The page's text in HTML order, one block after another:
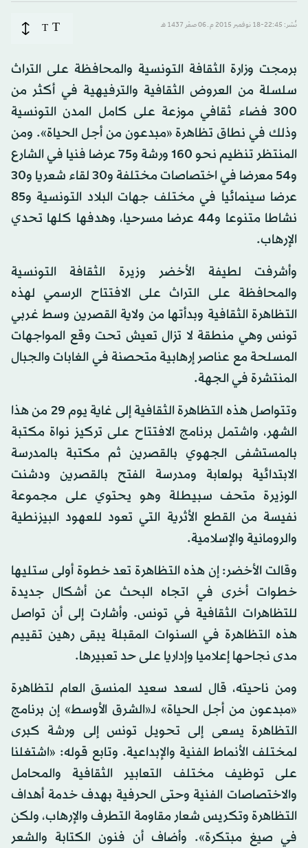
نُشر: 22:45-18 نوفمبر 2015 م ـ 06 صفَر 1437 هـ T
T
برمجت وزارة الثقافة التونسية والمحافظة على التراث
سلسلة من العروض الثقافية والترفيهية في أكثر من
300 فضاء ثقافي موزعة على كامل المدن التونسية
وذلك في نطاق تظاهرة «مبدعون من أجل الحياة». ومن
المنتظر تنظيم نحو 160 ورشة و75 عرضا فنيا في الشارع
و54 معرضا في اختصاصات مختلفة و30 لقاء شعريا و30
عرضا سينمائيا في مختلف جهات البلاد التونسية و85
نشاطا متنوعا و44 عرضا مسرحيا، وهدفها كلها تحدي
الإرهاب.
وأشرفت لطيفة الأخضر وزيرة الثقافة التونسية
والمحافظة على التراث على الافتتاح الرسمي لهذه
التظاهرة الثقافية وبدأتها من ولاية القصرين وسط غربي
تونس وهي منطقة لا تزال تعيش تحت وقع المواجهات
المسلحة مع عناصر إرهابية متحصنة في الغابات والجبال
المنتشرة في الجهة.
وتتواصل هذه التظاهرة الثقافية إلى غاية يوم 29 من هذا
الشهر، واشتمل برنامج الافتتاح على تركيز نواة مكتبة
بالمستشفى الجهوي بالقصرين ثم مكتبة بالمدرسة
الابتدائية بولعابة ومدرسة الفتح بالقصرين ودشنت
الوزيرة متحف سبيطلة وهو يحتوي على مجموعة
نفيسة من القطع الأثرية التي تعود للعهود البيزنطية
والرومانية والإسلامية.
وقالت الأخضر: إن هذه التظاهرة تعد خطوة أولى ستليها
خطوات أخرى في اتجاه البحث عن أشكال جديدة
للتظاهرات الثقافية في تونس. وأشارت إلى أن تواصل
هذه التظاهرة في السنوات المقبلة يبقى رهين تقييم
مدى نجاحها إعلاميا وإداريا على حد تعبيرها.
ومن ناحيته، قال لسعد سعيد المنسق العام لتظاهرة
«مبدعون من أجل الحياة» لـ«الشرق الأوسط» إن برنامج
التظاهرة يسعى إلى تحويل تونس إلى ورشة كبرى
لمختلف الأنماط الفنية والإبداعية. وتابع قوله: «اشتغلنا
على توظيف مختلف التعابير الثقافية والمحامل
والاختصاصات الفنية وحتى الحرفية بهدف خدمة أهداف
التظاهرة وتكريس شعار مقاومة التطرف والإرهاب، ولكن
في صيغ مبتكرة». وأضاف أن فنون الكتابة والشعر